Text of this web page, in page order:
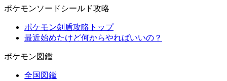
ポケモンソードシールド攻略
ポケモン剣盾攻略トップ
最近始めたけど何からやればいいの？
ポケモン図鑑
全国図鑑